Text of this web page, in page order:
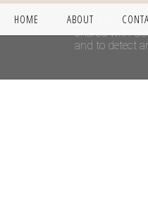
HOME ABOUT
This site uses
shared with
and to detect